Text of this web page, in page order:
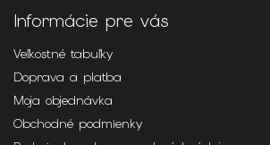
Informácie pre vás
Veľkostné tabuľky
Doprava a platba
Moja objednávka
Obchodné podmienky